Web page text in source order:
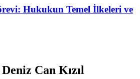
Hukukun Temel İlkeleri ve
Can Kızıl